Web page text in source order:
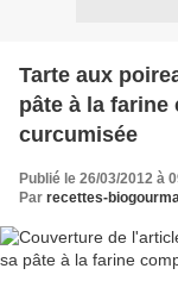
Tarte aux
pâte à la farine
curcumisée
Publié le 26/03/2012 à
Par recettes-